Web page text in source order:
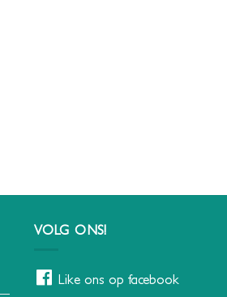
VOLG ONS!
Like ons op facebook